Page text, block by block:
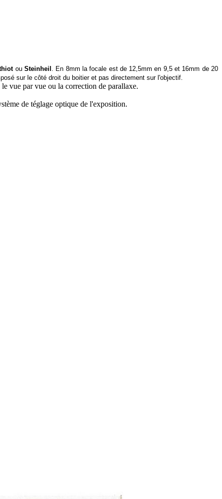
ou Steinheil . En 8mm la focale est de 12,5mm en 9,5 et 16mm de 20
sur le côté droit du boitier et pas directement sur l'objectif.
vue par vue ou la correction de parallaxe.
de téglage optique de l'exposition.